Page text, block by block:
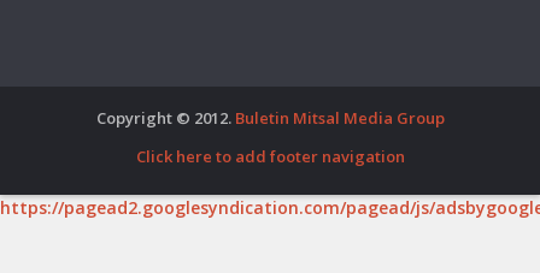
Copyright © 2012. Buletin Mitsal Media Group
Click here to add footer navigation
https://pagead2.googlesyndication.com/pagead/js/